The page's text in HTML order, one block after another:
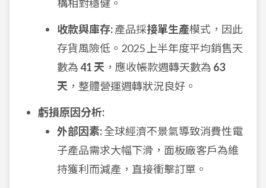
構相對穩健。
收款與庫存:產品採接單生產模式，因此
存貨風險低。2025 上半年度平均銷售天
數為41 天 ，應收帳款週轉天數為 63
天 ，整體營運週轉狀況良好。
虧損原因分析:
外部因素:全球經濟不景氣導致消費性電
子產品需求大幅下滑，面板廠客戶為維
持獲利而減產，直接衝擊訂單。